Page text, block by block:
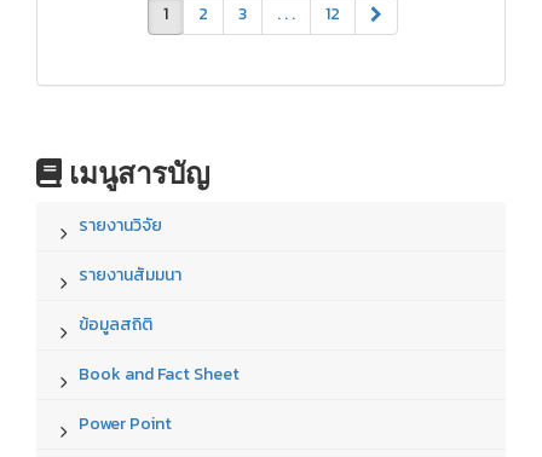
1 2 3 . . . 12
เมนูสารบัญ
รายงานวิจัย
รายงานสัมมนา
ข้อมูลสถิติ
Book and Fact Sheet
Power Point